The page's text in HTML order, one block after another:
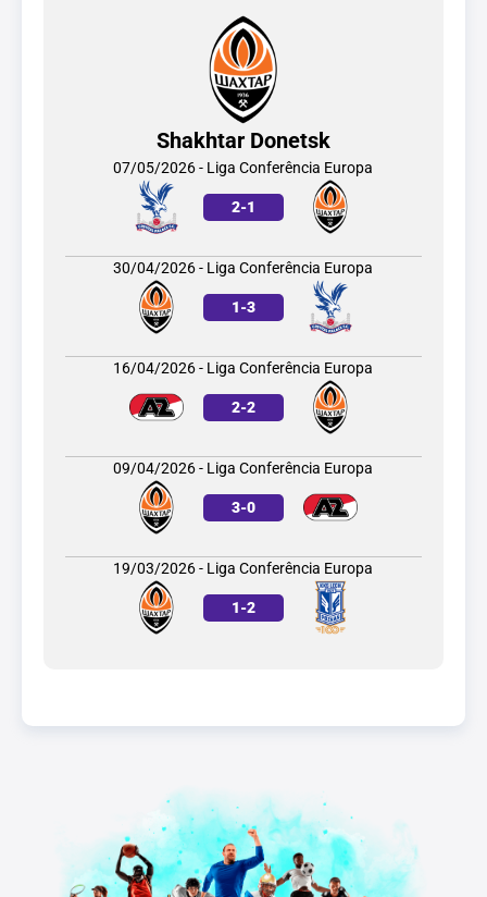
Shakhtar Donetsk
07/05/2026 - Liga Conferência Europa
2-1
30/04/2026 - Liga Conferência Europa
1-3
16/04/2026 - Liga Conferência Europa
2-2
09/04/2026 - Liga Conferência Europa
3-0
19/03/2026 - Liga Conferência Europa
1-2